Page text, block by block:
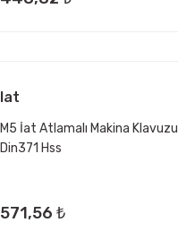
Iat
M5 İat Atlamalı Makina Klavuzu
Din371 Hss
571,56 ₺